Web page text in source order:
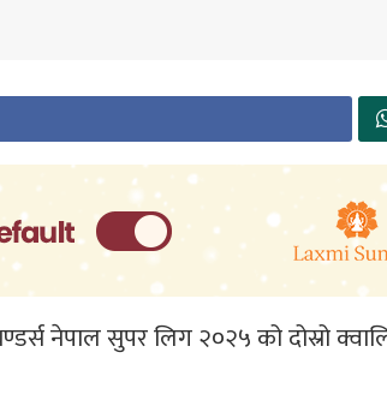
नेपाल सुपर लिग २०२५ को दोस्रो